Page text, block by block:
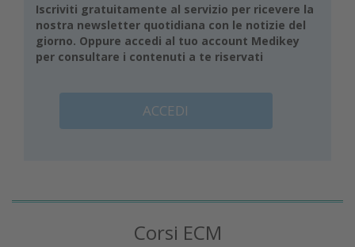
Iscriviti gratuitamente al servizio per ricevere la
nostra newsletter quotidiana con le notizie del
giorno. Oppure accedi al tuo account Medikey
per consultare i contenuti a te riservati
ACCEDI
Corsi ECM